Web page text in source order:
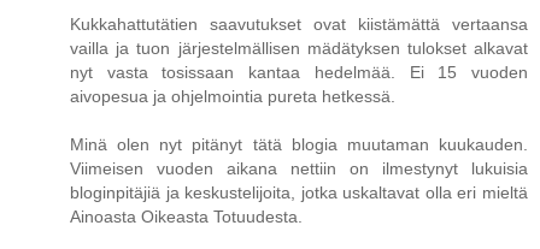
Kukkahattutätien saavutukset ovat kiistämättä vertaansa
vailla ja tuon järjestelmällisen mädätyksen tulokset alkavat
nyt vasta tosissaan kantaa hedelmää. Ei 15 vuoden
aivopesua ja ohjelmointia pureta hetkessä.
Minä olen nyt pitänyt tätä blogia muutaman kuukauden.
Viimeisen vuoden aikana nettiin on ilmestynyt lukuisia
bloginpitäjiä ja keskustelijoita, jotka uskaltavat olla eri mieltä
Ainoasta Oikeasta Totuudesta.